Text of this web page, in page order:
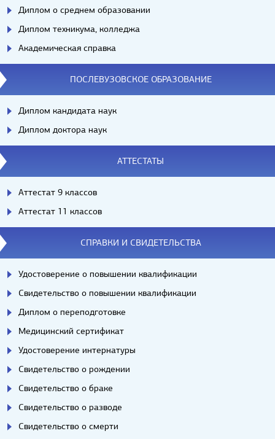
Диплом о среднем образовании
Диплом техникума, колледжа
Академическая справка
ПОСЛЕВУЗОВСКОЕ ОБРАЗОВАНИЕ
Диплом кандидата наук
Диплом доктора наук
АТТЕСТАТЫ
Аттестат 9 классов
Аттестат 11 классов
СПРАВКИ И СВИДЕТЕЛЬСТВА
Удостоверение о повышении квалификации
Свидетельство о повышении квалификации
Диплом о переподготовке
Медицинский сертификат
Удостоверение интернатуры
Свидетельство о рождении
Свидетельство о браке
Свидетельство о разводе
Свидетельство о смерти